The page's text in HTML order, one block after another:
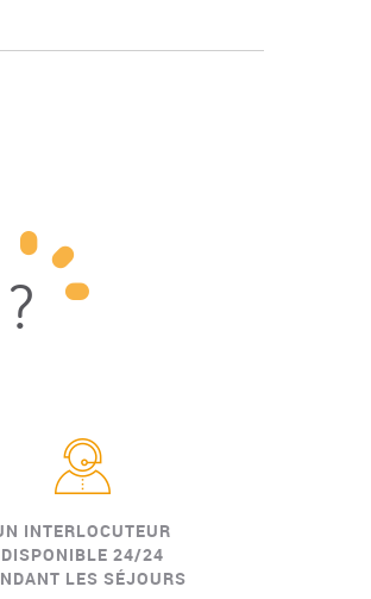
INTERLOCUTEUR
DISPONIBLE 24/24
LES SÉJOURS